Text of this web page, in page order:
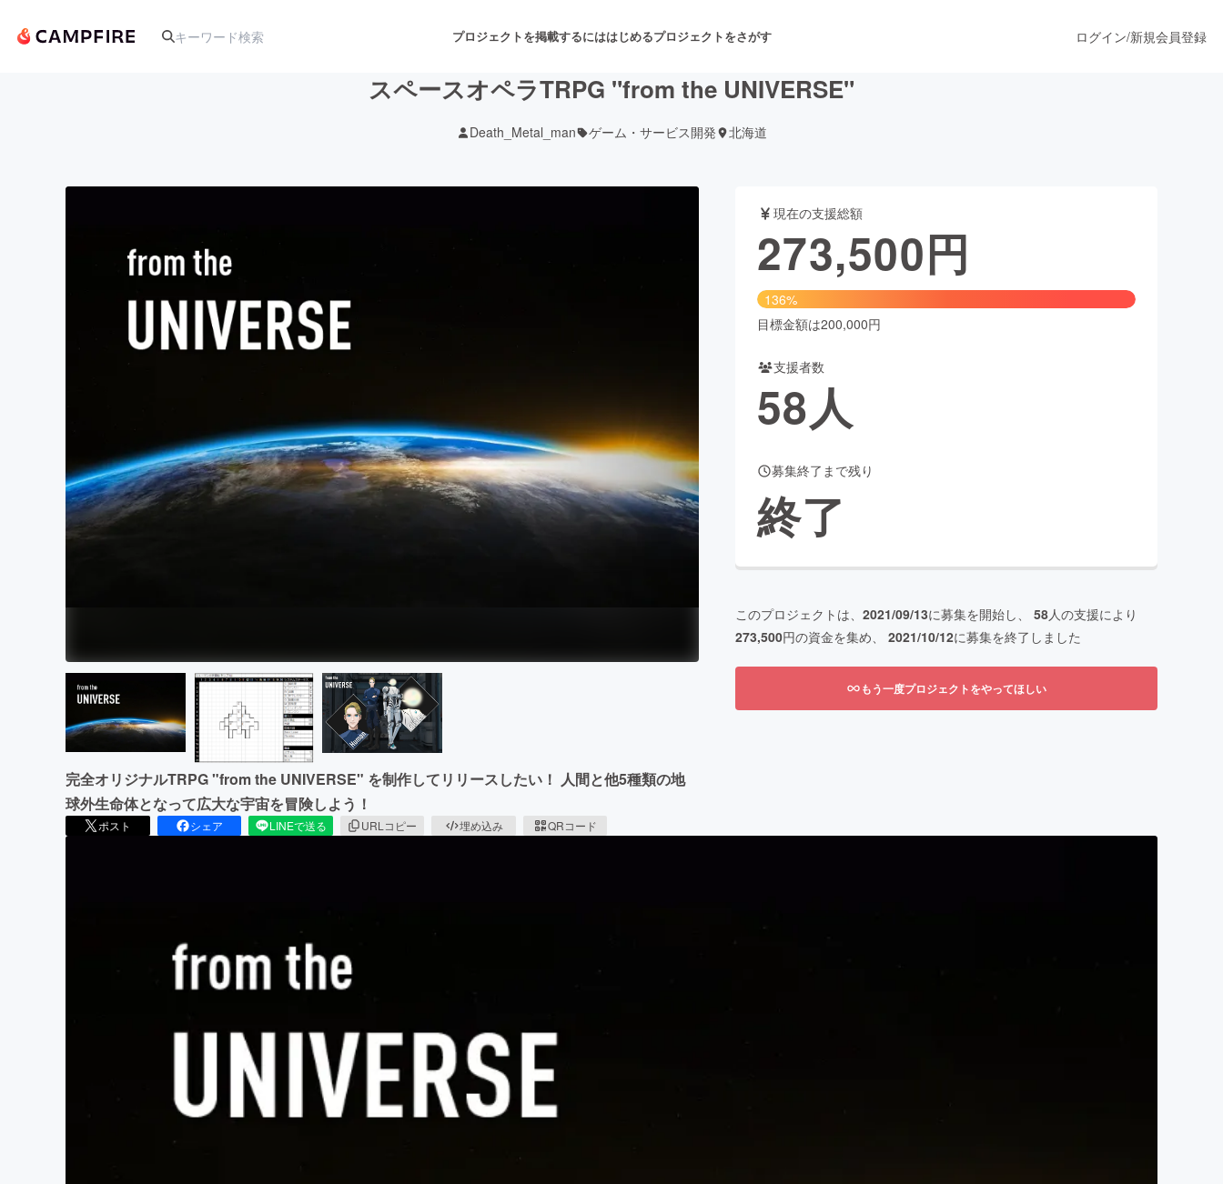
プロジェクトを掲載するにははじめるプロジェクトをさがす
舞台・パフォーマンス
テクノロジー・ガジェット フード・飲食店 ファッション
映像・映画
ビューティー・ヘルスケア
まちづくり・地域活性化
CAMPFIRE for Social Good
CAMPFIRE Creation
CAMPFIREふるさと納税machi-yaコミュニティ
ログイン/新規会員登録
スペースオペラTRPG "from the UNIVERSE"
Death_Metal_man ゲーム・サービス開発 北海道
完全オリジナルTRPG "from the UNIVERSE" を制作してリリースしたい！ 人間と他5種類の地
球外生命体となって広大な宇宙を冒険しよう！
ポスト シェア LINEで送る URLコピー 埋め込み QRコード
現在の支援総額
273,500円
136%
目標金額は200,000円
支援者数
58人
募集終了まで残り
終了
このプロジェクトは、 2021/09/13に募集を開始し、 58人の支援により
273,500円の資金を集め、 2021/10/12に募集を終了しました
もう一度プロジェクトをやってほしい